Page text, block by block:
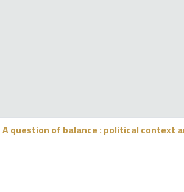
A question of balance : political context